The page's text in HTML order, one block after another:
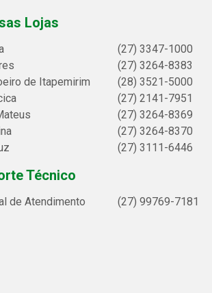
Lojas
(27) 3347-1000
(27) 3264-8383
de Itapemirim
(28) 3521-5000
(27) 2141-7951
(27) 3264-8369
(27) 3264-8370
(27) 3111-6446
Técnico
de Atendimento (27) 99769-7181